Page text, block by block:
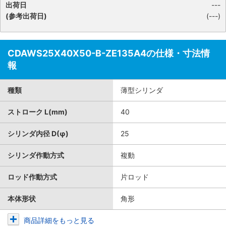
出荷日
(参考出荷日)
---
(---)
CDAWS25X40X50-B-ZE135A4の仕様・寸法情
報
種類 薄型シリンダ
ストローク L(mm) 40
シリンダ内径 D(φ) 25
シリンダ作動方式 複動
ロッド作動方式 片ロッド
本体形状 角形
商品詳細をもっと見る